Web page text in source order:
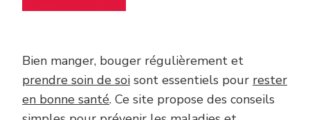
Bien manger, bouger régulièrement et
prendre soin de soi sont essentiels pour rester
en bonne santé. Ce site propose des conseils